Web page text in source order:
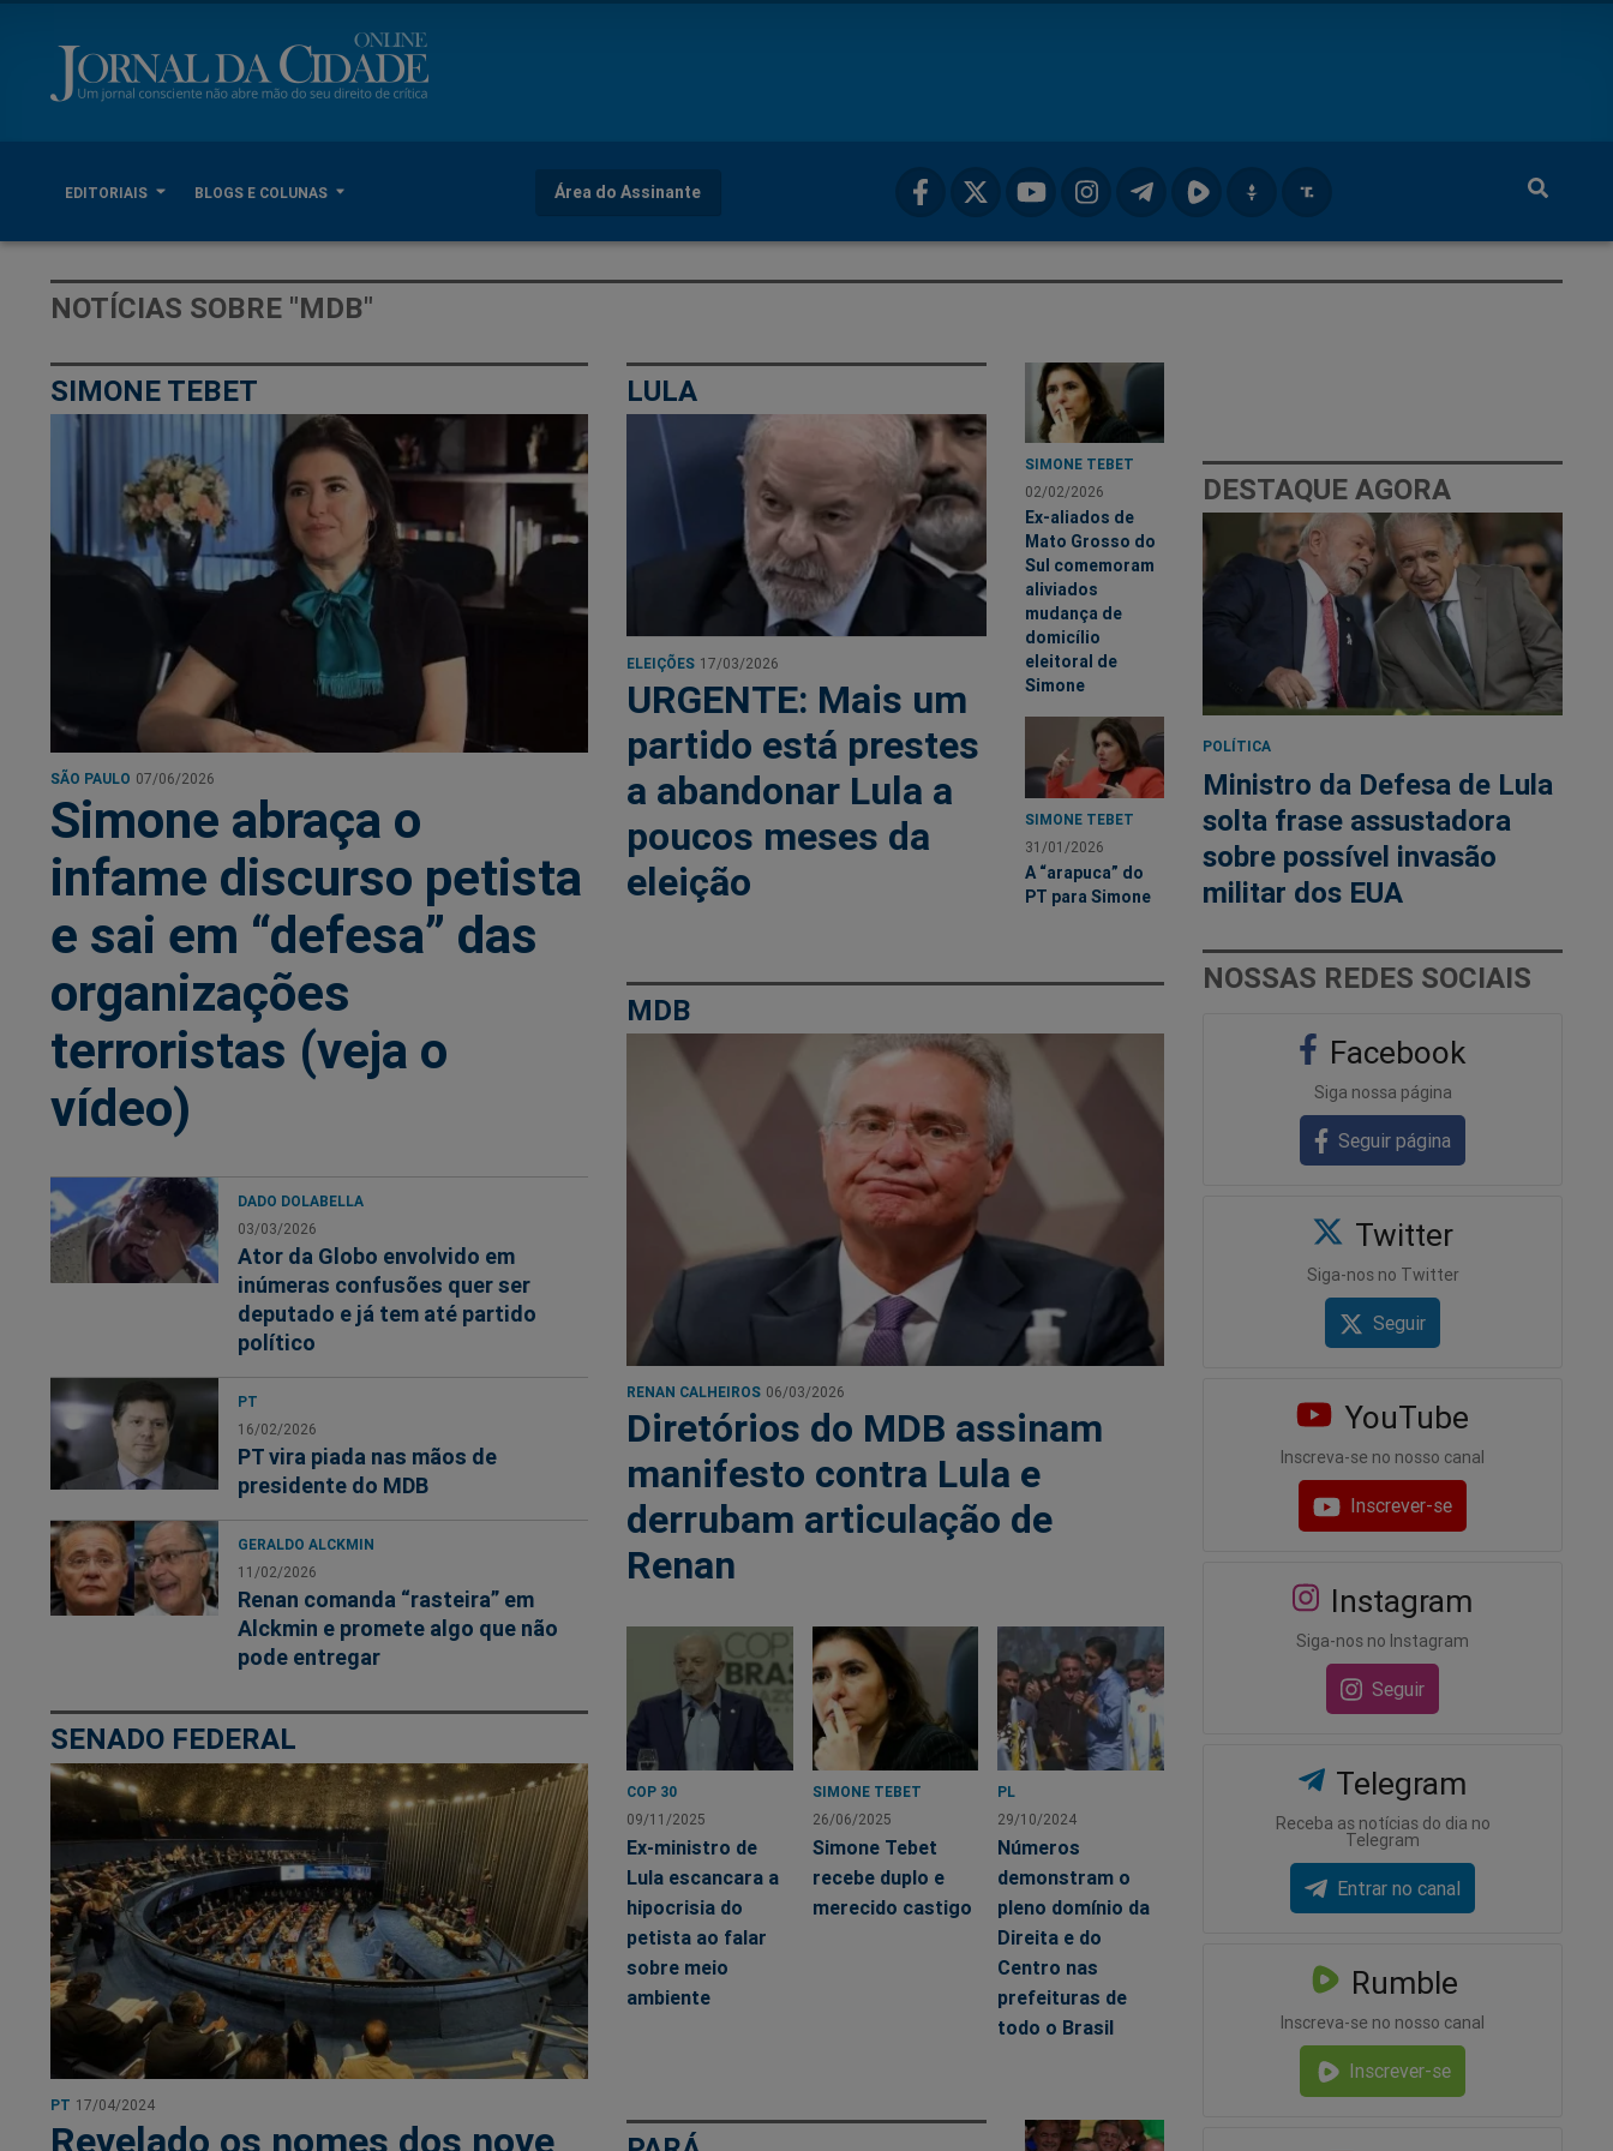
EDITORIAIS BLOGS E COLUNAS Área do Assinante
NOTÍCIAS SOBRE "MDB"
SIMONE TEBET
SÃO PAULO 07/06/2026
Simone abraça o
infame discurso petista
e sai em “defesa” das
organizações
terroristas (veja o
vídeo)
DADO DOLABELLA
03/03/2026
Ator da Globo envolvido em
inúmeras confusões quer ser
deputado e já tem até partido
político
PT
16/02/2026
PT vira piada nas mãos de
presidente do MDB
GERALDO ALCKMIN
11/02/2026
Renan comanda “rasteira” em
Alckmin e promete algo que não
pode entregar
SENADO FEDERAL
PT 17/04/2024
Revelado os nomes dos nove
LULA
ELEIÇÕES 17/03/2026
URGENTE: Mais um
partido está prestes
a abandonar Lula a
poucos meses da
eleição
SIMONE TEBET
02/02/2026
Ex-aliados de
Mato Grosso do
Sul comemoram
aliviados
mudança de
domicílio
eleitoral de
Simone
SIMONE TEBET
31/01/2026
A “arapuca” do
PT para Simone
MDB
RENAN CALHEIROS 06/03/2026
Diretórios do MDB assinam
manifesto contra Lula e
derrubam articulação de
Renan
COP 30
09/11/2025
Ex-ministro de
Lula escancara a
hipocrisia do
petista ao falar
sobre meio
ambiente
SIMONE TEBET
26/06/2025
Simone Tebet
recebe duplo e
merecido castigo
PL
29/10/2024
Números
demonstram o
pleno domínio da
Direita e do
Centro nas
prefeituras de
todo o Brasil
DESTAQUE AGORA
POLÍTICA
Ministro da Defesa de Lula
solta frase assustadora
sobre possível invasão
militar dos EUA
NOSSAS REDES SOCIAIS
Facebook
Siga nossa página
Seguir página
Twitter
Siga-nos no Twitter
Seguir
YouTube
Inscreva-se no nosso canal
Inscrever-se
Instagram
Siga-nos no Instagram
Seguir
Telegram
Receba as notícias do dia no
Telegram
Entrar no canal
Rumble
Inscreva-se no nosso canal
Inscrever-se